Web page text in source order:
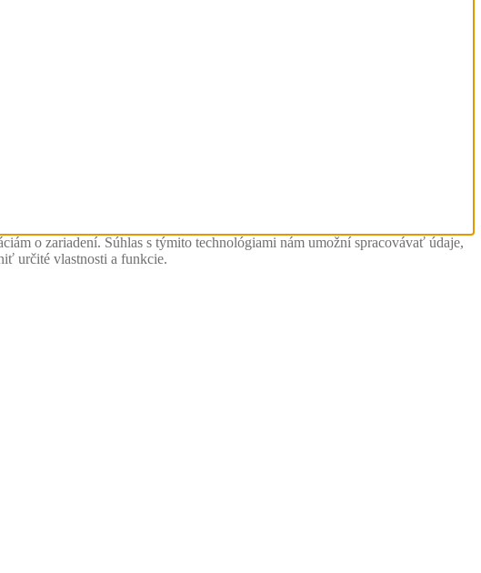
o zariadení. Súhlas s týmito technológiami nám umožní spracovávať údaje,
určité vlastnosti a funkcie.